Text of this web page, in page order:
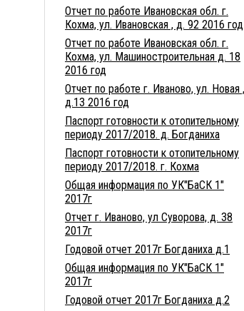
Отчет по работе Ивановская обл. г.
Кохма, ул. Ивановская , д. 92 2016 год
Отчет по работе Ивановская обл. г.
Кохма, ул. Машиностроительная д. 18
2016 год
Отчет по работе г. Иваново, ул. Новая ,
д.13 2016 год
Паспорт готовности к отопительному
периоду 2017/2018. д. Богданиха
Паспорт готовности к отопительному
периоду 2017/2018. г. Кохма
Общая информация по УК"БаСК 1"
2017г
Отчет г. Иваново, ул Суворова, д. 38
2017г
Годовой отчет 2017г Богданиха д.1
Общая информация по УК"БаСК 1"
2017г
Годовой отчет 2017г Богданиха д.2